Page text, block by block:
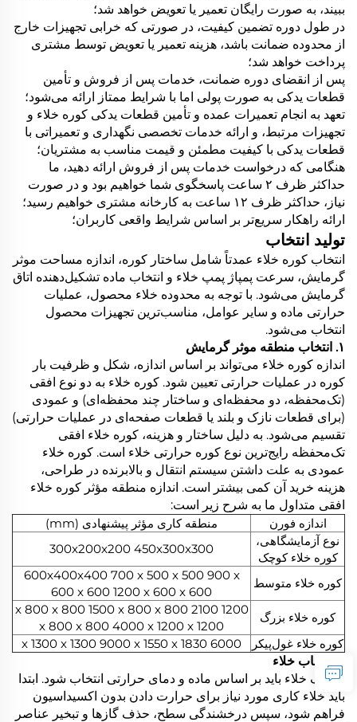
ببیند، به صورت رایگان تعمیر یا تعویض خواهد شد؛
در طول دوره تضمین کیفیت، در صورتی که خرابی تجهیزات خارج
از محدوده ضمانت باشد، هزینه تعمیر یا تعویض توسط مشتری
پرداخت خواهد شد؛
پس از انقضای دوره ضمانت، خدمات پس از فروش و تأمین
قطعات یدکی به صورت پولی اما با شرایط ممتاز ارائه می‌شود؛
تعهد به انجام تعمیرات عمده و تأمین قطعات یدکی کوره خلاء و
تجهیزات مرتبط، و ارائه خدمات تخصصی نگهداری و تعمیراتی با
قطعات یدکی با کیفیت مطمئن و قیمت مناسب به مشتریان؛
هنگامی که درخواست خدمات پس از فروش ارائه دهید، ما
حداکثر ظرف ۲ ساعت پاسخگوی شما خواهیم بود و در صورت
نیاز، حداکثر ظرف ۱۲ ساعت به کارخانه مشتری خواهیم رسید؛
ارائه راهکار سریع‌تر بر اساس شرایط واقعی کاربران؛
تولید انتخاب
انتخاب کوره خلاء عمدتاً شامل ساختار کوره، اندازه مساحت موثر
گرمایش، سرعت پمپاژ پمپ خلاء و انتخاب ماده تشکیل‌دهنده اتاق
گرمایش می‌شود. با توجه به محدوده خلاء محصول، عملیات
حرارتی ماده و سایر عوامل، مناسب‌ترین تجهیزات محصول
انتخاب می‌شود.
۱. انتخاب منطقه موثر گرمایش
اندازه کوره خلاء می‌تواند بر اساس اندازه، شکل و ظرفیت بار
کوره در عملیات حرارتی تعیین شود. کوره خلاء به دو نوع افقی
(تک‌محفظه، دو محفظه‌ای و ساختار چند محفظه‌ای) و عمودی
(برای قطعات نازک و بلند یا قطعات صفحه‌ای در عملیات حرارتی)
تقسیم می‌شود. به دلیل ساختار و هزینه، کوره خلاء افقی
تک‌محفظه رایج‌ترین نوع کوره حرارتی خلاء است. کوره خلاء
عمودی به علت داشتن سیستم انتقال و بالابرنده در طراحی،
هزینه خرید آن کمی بیشتر است. اندازه منطقه مؤثر کوره خلاء
افقی متداول ما به شرح زیر است:
اندازه فورن
منطقه کاری مؤثر پیشنهادی (mm)
نوع آزمایشگاهی،
کوره خلاء کوچک
300x200x200 450x300x300
کوره خلاء متوسط
600x400x400 700 x 500 x 500 900 x
600 x 600 1200 x 600 x 600
کوره خلاء بزرگ
1200 x 800 x 800 1500 x 800 x 800 2100
x 800 x 800 4000 x 1200 x 1200
کوره خلاء غول‌پیکر
6000 x 1300 x 1300 9000 x 1550 x 1830
خوراک خلاء باید بر اساس ماده و دمای حرارتی انتخاب شود. ابتدا
باید خلاء کاری مورد نیاز برای حرارت دادن بدون اکسیداسیون
فراهم شود، سپس درخشندگی سطح، حذف گازها و تبخیر عناصر